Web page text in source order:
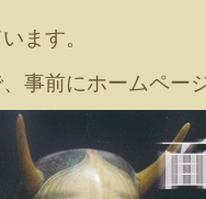
ます。
事前にホームペー